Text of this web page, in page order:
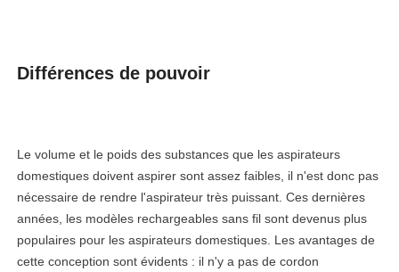
Différences de pouvoir
Le volume et le poids des substances que les aspirateurs
domestiques doivent aspirer sont assez faibles, il n'est donc pas
nécessaire de rendre l'aspirateur très puissant. Ces dernières
années, les modèles rechargeables sans fil sont devenus plus
populaires pour les aspirateurs domestiques. Les avantages de
cette conception sont évidents : il n'y a pas de cordon